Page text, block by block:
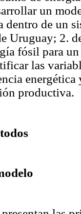
un
dentro de un
Uruguay; 2.
fósil para
las
productiva.